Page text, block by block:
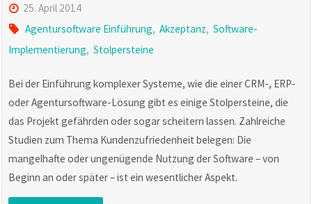
25. April 2014
Agentursoftware Einführung, Akzeptanz, Software-
Implementierung, Stolpersteine
Bei der Einführung komplexer Systeme, wie die einer CRM-, ERP-
oder Agentursoftware-Lösung gibt es einige Stolpersteine, die
das Projekt gefährden oder sogar scheitern lassen. Zahlreiche
Studien zum Thema Kundenzufriedenheit belegen: Die
mangelhafte oder ungenügende Nutzung der Software – von
Beginn an oder später – ist ein wesentlicher Aspekt.